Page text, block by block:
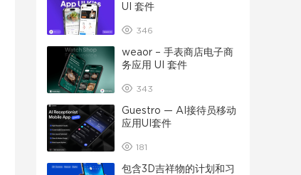
UI 套件
346
weaor – 手表商店电子商
务应用 UI 套件
343
Guestro — AI接待员移动
应用UI套件
181
包含3D吉祥物的计划和习